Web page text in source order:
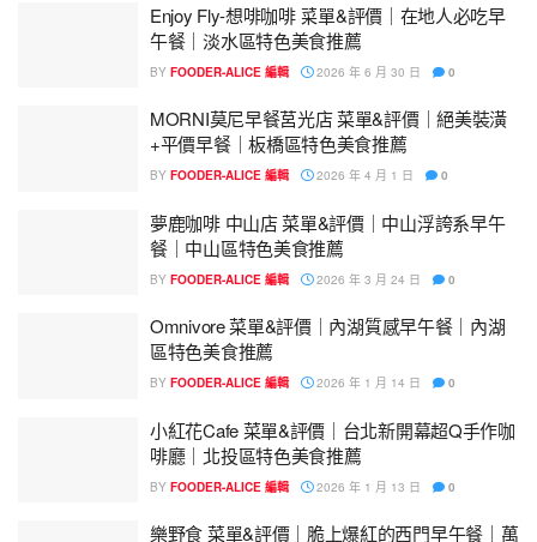
Enjoy Fly-想啡咖啡 菜單&評價｜在地人必吃早
午餐｜淡水區特色美食推薦
BY FOODER-ALICE 編輯 2026 年 6 月 30 日 0
MORNI莫尼早餐莒光店 菜單&評價｜絕美裝潢
+平價早餐｜板橋區特色美食推薦
BY FOODER-ALICE 編輯 2026 年 4 月 1 日 0
夢鹿咖啡 中山店 菜單&評價｜中山浮誇系早午
餐｜中山區特色美食推薦
BY FOODER-ALICE 編輯 2026 年 3 月 24 日 0
Omnivore 菜單&評價｜內湖質感早午餐｜內湖
區特色美食推薦
BY FOODER-ALICE 編輯 2026 年 1 月 14 日 0
小紅花Cafe 菜單&評價｜台北新開幕超Q手作咖
啡廳｜北投區特色美食推薦
BY FOODER-ALICE 編輯 2026 年 1 月 13 日 0
樂野食 菜單&評價｜脆上爆紅的西門早午餐｜萬